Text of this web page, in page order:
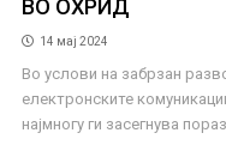
ВО ОХРИД
14 мај 2024
Во услови на забрзан
електронските
најмногу ги засегнува